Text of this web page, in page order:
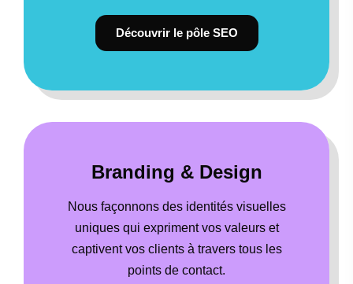
Découvrir le pôle SEO
Branding & Design
Nous façonnons des identités visuelles
uniques qui expriment vos valeurs et
captivent vos clients à travers tous les
points de contact.